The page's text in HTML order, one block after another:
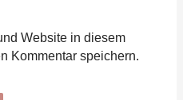
Website in diesem
Kommentar speichern.